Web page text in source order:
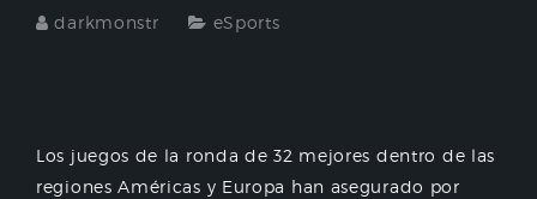
darkmonstr eSports
Los juegos de la ronda de 32 mejores dentro de las
regiones Américas y Europa han asegurado por